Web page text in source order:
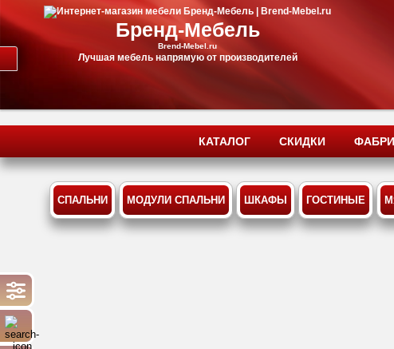
Бренд-Мебель
Brend-Mebel.ru
Лучшая мебель напрямую от производителей
КАТАЛОГ СКИДКИ
СПАЛЬНИ МОДУЛИ СПАЛЬНИ ШКАФЫ ГОСТИНЫЕ